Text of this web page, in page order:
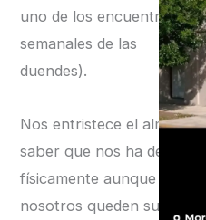
uno de los encuentros
semanales de las
duendes).
Nos entristece el alma
saber que nos ha dejado
físicamente aunque en
nosotros queden sus